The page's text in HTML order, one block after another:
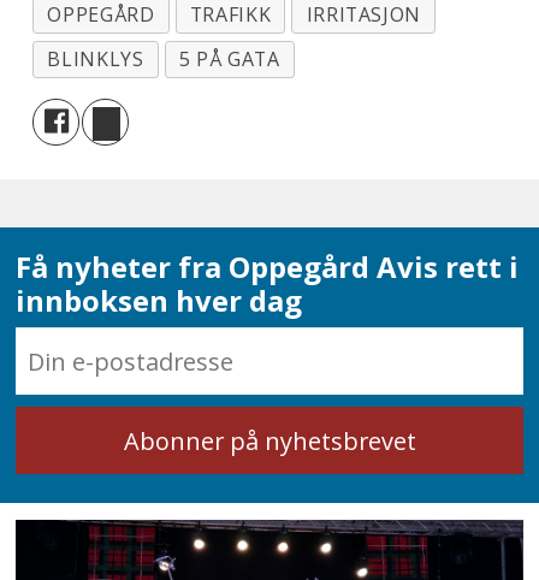
OPPEGÅRD
TRAFIKK
IRRITASJON
BLINKLYS
5 PÅ GATA
Få nyheter fra Oppegård Avis rett i
innboksen hver dag